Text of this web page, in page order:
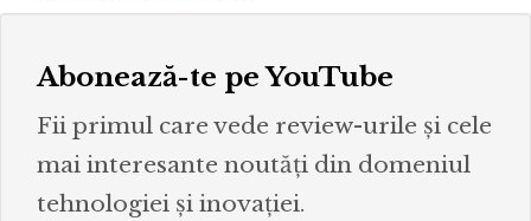
Abonează-te pe YouTube
Fii primul care vede review-urile și cele
mai interesante noutăți din domeniul
tehnologiei și inovației.